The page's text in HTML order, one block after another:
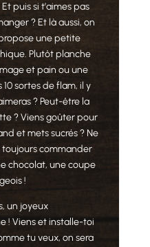
puis si t’aimes pas
? Et là aussi, on
une petite
Plutôt planche
et pain ou une
sortes de flam, il y
? Peut-être la
? Viens goûter pour
et mets sucrés ? Ne
toujours commander
chocolat, une coupe
!
un joyeux
! Viens et installe-toi
tu veux, on sera